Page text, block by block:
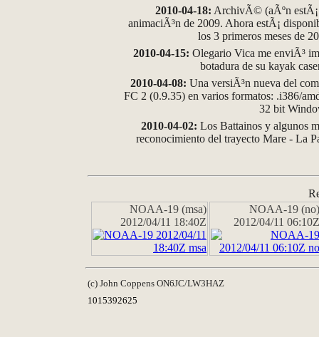
2010-04-18: ArchivÃ© (aÃºn
animaciÃ³n de 2009. Ahora estÃ¡
los 3 primeros meses de
2010-04-15: Olegario Vica me enviÃ³
botadura de su kayak
2010-04-08: Una versiÃ³n nueva del
FC 2 (0.9.35) en varios formatos: .i386/
32 bit
2010-04-02: Los Battainos y algunos
reconocimiento del trayecto Mare - La
NOAA-19 (msa)
2012/04/11 18:40Z
NOAA-19 (no)
2012/04/11 06:10Z
(c) John Coppens ON6JC/LW3HAZ
1015392625